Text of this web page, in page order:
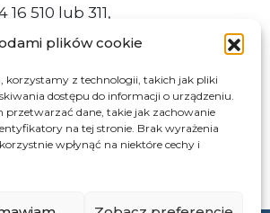
plików cookie
korzystamy z technologii, takich jak pliki
dostępu do informacji o urządzeniu.
dane, takie jak zachowanie
na tej stronie. Brak wyrażenia
wpłynąć na niektóre cechy i
16 510 lub 311,
16 512
SkrytkaESP
IGTUV-14